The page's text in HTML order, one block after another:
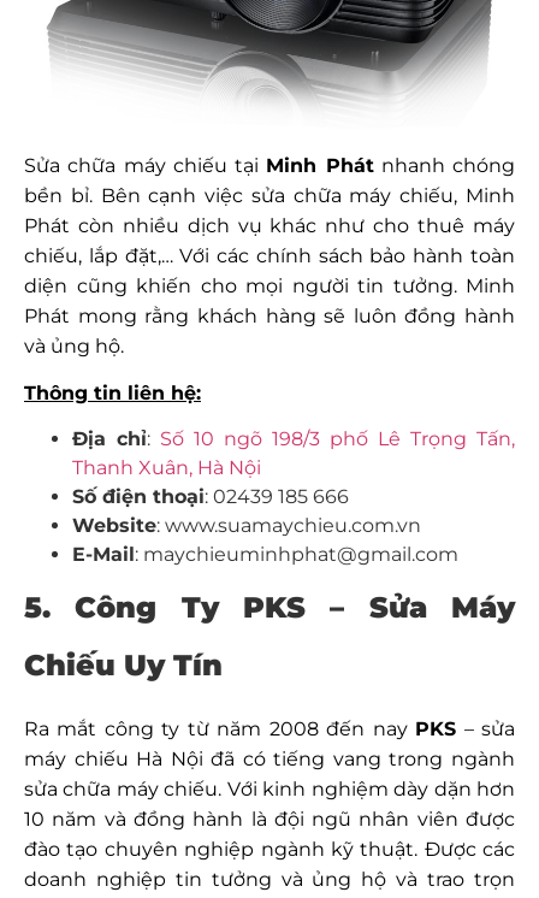
Sửa chữa máy chiếu tại Minh Phátnhanh chóng
bền bỉ. Bên cạnh việc sửa chữa máy chiếu, Minh
Phát còn nhiều dịch vụ khác như cho thuê máy
chiếu, lắp đặt,… Với các chính sách bảo hành toàn
diện cũng khiến cho mọi người tin tưởng. Minh
Phát mong rằng khách hàng sẽ luôn đồng hành
và ủng hộ.
Thông tin liên hệ:
Địa chỉ: Số 10 ngõ 198/3 phố Lê Trọng Tấn,
Thanh Xuân, Hà Nội
Số điện thoại: 02439 185 666
Website: www.suamaychieu.com.vn
E-Mail: maychieuminhphat@gmail.com
5. Công Ty PKS – Sửa Máy
Chiếu Uy Tín
Ra mắt công ty từ năm 2008 đến nay PKS – sửa
máy chiếu Hà Nội đã có tiếng vang trong ngành
sửa chữa máy chiếu. Với kinh nghiệm dày dặn hơn
10 năm và đồng hành là đội ngũ nhân viên được
đào tạo chuyên nghiệp ngành kỹ thuật. Được các
doanh nghiệp tin tưởng và ủng hộ và trao trọn